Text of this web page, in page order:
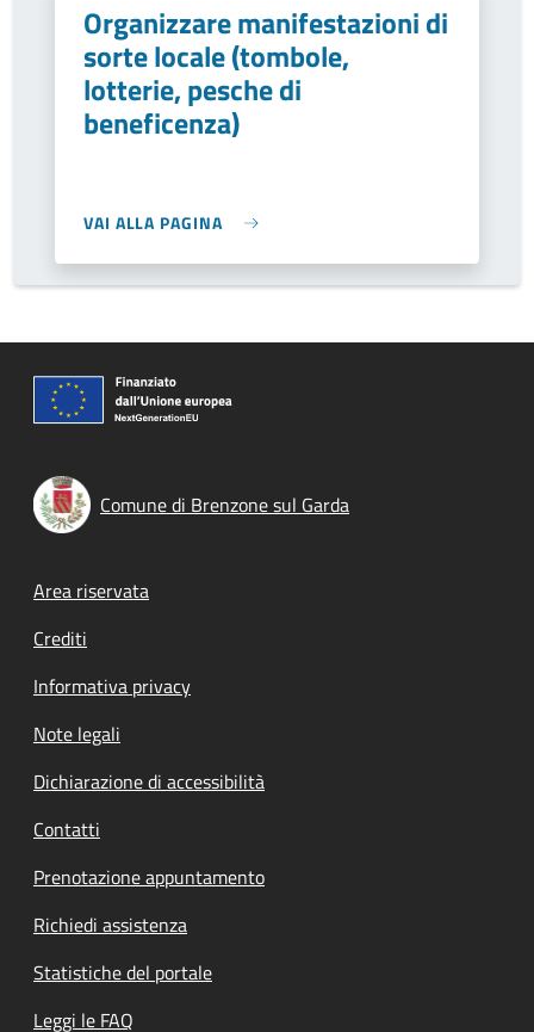
Organizzare manifestazioni di
sorte locale (tombole,
lotterie, pesche di
beneficenza)
VAI ALLA PAGINA
Comune di Brenzone sul Garda
Footer menu
Area riservata
Crediti
Informativa privacy
Note legali
Dichiarazione di accessibilità
Contatti
Prenotazione appuntamento
Richiedi assistenza
Statistiche del portale
Leggi le FAQ